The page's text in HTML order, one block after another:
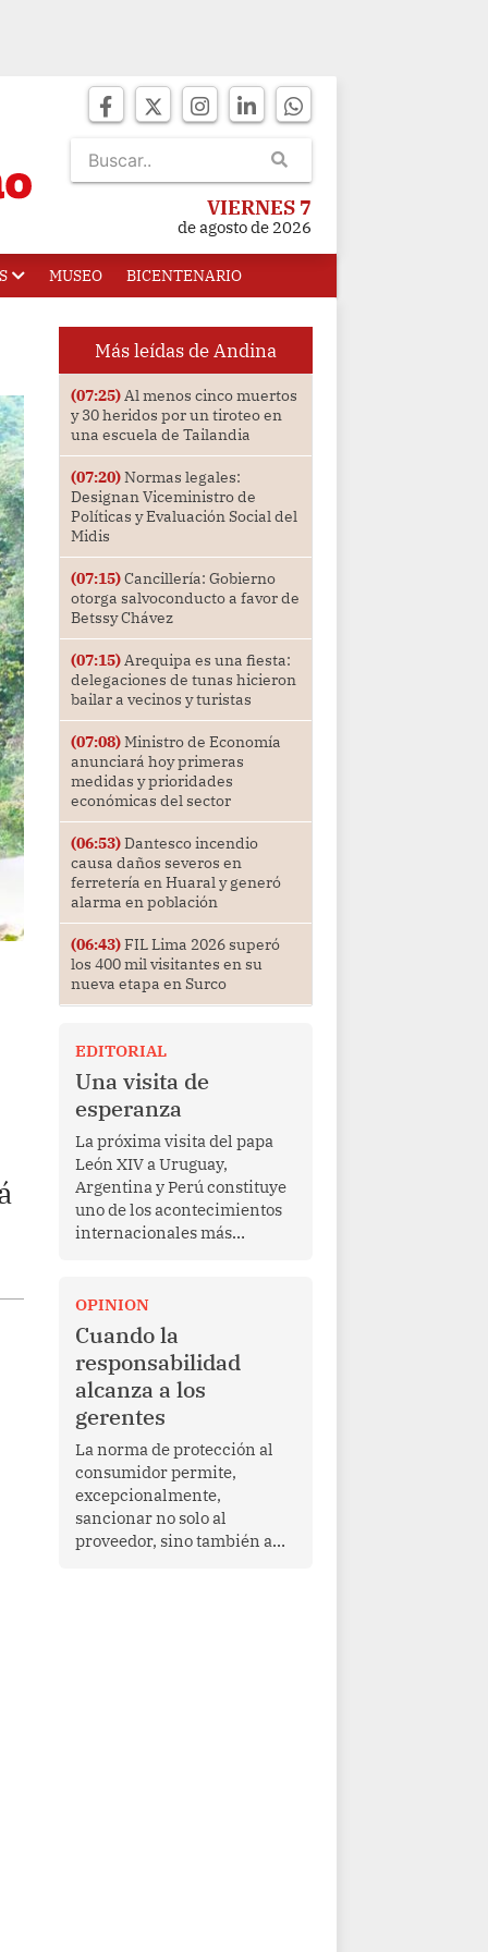
VIERNES 7
de agosto de 2026
MUSEO BICENTENARIO
Más leídas de Andina
(07:25)Al menos cinco muertos
y 30 heridos por un tiroteo en
una escuela de Tailandia
(07:20)Normas legales:
Designan Viceministro de
Políticas y Evaluación Social del
Midis
(07:15)Cancillería: Gobierno
otorga salvoconducto a favor de
Betssy Chávez
(07:15)Arequipa es una fiesta:
delegaciones de tunas hicieron
bailar a vecinos y turistas
(07:08)Ministro de Economía
anunciará hoy primeras
medidas y prioridades
económicas del sector
(06:53)Dantesco incendio
causa daños severos en
ferretería en Huaral y generó
alarma en población
(06:43)FIL Lima 2026 superó
los 400 mil visitantes en su
nueva etapa en Surco
EDITORIAL
Una visita de
esperanza
La próxima visita del papa
León XIV a Uruguay,
Argentina y Perú constituye
uno de los acontecimientos
internacionales más
Más allá de su dimensión
religiosa, esta gira
representa una oportunidad
para reafirmar el valor del
diálogo, fortalecer los
vínculos entre los pueblos y
proyectar una imagen de
cooperación en una región
que enfrenta desafíos en
materia de desarrollo,
cohesión social y
gobernabilidad.
OPINION
Cuando la
responsabilidad
alcanza a los
gerentes
La norma de protección al
consumidor permite,
excepcionalmente,
sancionar no solo al
proveedor, sino también a